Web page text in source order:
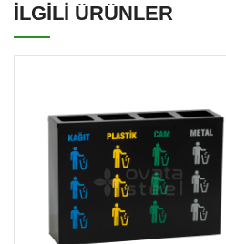
İLGİLİ ÜRÜNLER